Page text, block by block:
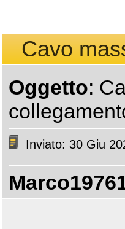
Cavo
Oggetto:
Inviato: 30 Giu